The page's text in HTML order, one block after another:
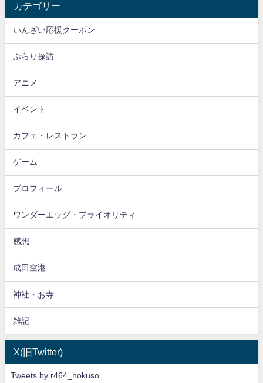
カテゴリー
いんざい応援クーポン
ぶらり探訪
アニメ
イベント
カフェ・レストラン
ゲーム
プロフィール
ワンダーエッグ・プライオリティ
感想
成田空港
神社・お寺
雑記
X(旧Twitter)
Tweets by r464_hokuso